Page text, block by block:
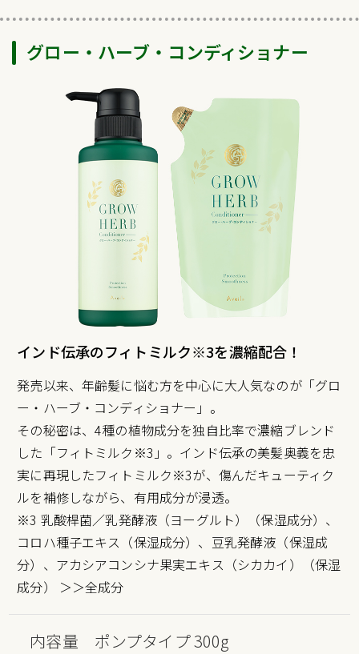
グロー・ハーブ・コンディショナー
インド伝承のフィトミルク※3を濃縮配合！
発売以来、年齢髪に悩む方を中心に大人気なのが「グロ
ー・ハーブ・コンディショナー」。
その秘密は、4種の植物成分を独自比率で濃縮ブレンド
した「フィトミルク※3」。インド伝承の美髪奥義を忠
実に再現したフィトミルク※3が、傷んだキューティク
ルを補修しながら、有用成分が浸透。
※3 乳酸桿菌／乳発酵液（ヨーグルト）（保湿成分）、
コロハ種子エキス（保湿成分）、豆乳発酵液（保湿成
分）、アカシアコンシナ果実エキス（シカカイ）（保湿
成分） ＞＞全成分
内容量 ポンプタイプ 300g